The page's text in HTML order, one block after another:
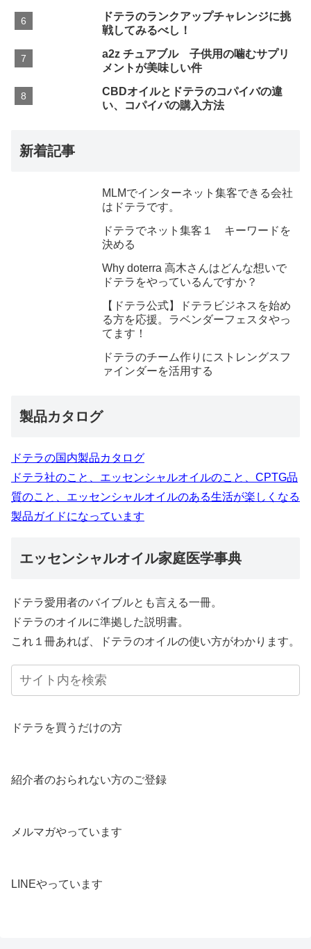
ドテラのランクアップチャレンジに挑
戦してみるべし！
a2z チュアブル 子供用の噛むサプリ
メントが美味しい件
CBDオイルとドテラのコパイバの違
い、コパイバの購入方法
新着記事
MLMでインターネット集客できる会社
はドテラです。
ドテラでネット集客１ キーワードを
決める
Why doterra 高木さんはどんな想いで
ドテラをやっているんですか？
【ドテラ公式】ドテラビジネスを始め
る方を応援。ラベンダーフェスタやっ
てます！
ドテラのチーム作りにストレングスフ
ァインダーを活用する
製品カタログ
ドテラの国内製品カタログ
ドテラ社のこと、エッセンシャルオイルのこと、CPTG品
質のこと、エッセンシャルオイルのある生活が楽しくなる
製品ガイドになっています
エッセンシャルオイル家庭医学事典
ドテラ愛用者のバイブルとも言える一冊。
ドテラのオイルに準拠した説明書。
これ１冊あれば、ドテラのオイルの使い方がわかります。
ドテラを買うだけの方
紹介者のおられない方のご登録
メルマガやっています
LINEやっています